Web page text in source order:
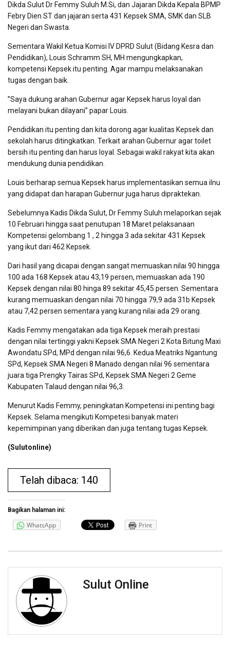
Dikda Sulut Dr Femmy Suluh M.Si, dan Jajaran Dikda Kepala BPMP
Febry Dien ST dan jajaran serta 431 Kepsek SMA, SMK dan SLB
Negeri dan Swasta.
Sementara Wakil Ketua Komisi IV DPRD Sulut (Bidang Kesra dan
Pendidikan), Louis Schramm SH, MH mengungkapkan,
kompetensi Kepsek itu penting. Agar mampu melaksanakan
tugas dengan baik.
”Saya dukung arahan Gubernur agar Kepsek harus loyal dan
melayani bukan dilayani” papar Louis.
Pendidikan itu penting dan kita dorong agar kualitas Kepsek dan
sekolah harus ditingkatkan. Terkait arahan Gubernur agar toilet
bersih itu penting dan harus loyal. Sebagai wakil rakyat kita akan
mendukung dunia pendidikan.
Louis berharap semua Kepsek harus implementasikan semua ilnu
yang didapat dan harapan Gubernur juga harus dipraktekan.
Sebelumnya Kadis Dikda Sulut, Dr Femmy Suluh melaporkan sejak
10 Februari hingga saat penutupan 18 Maret pelaksanaan
Kompetensi gelombang 1 , 2 hingga 3 ada sekitar 431 Kepsek
yang ikut dari 462 Kepsek.
Dari hasil yang dicapai dengan sangat memuaskan nilai 90 hingga
100 ada 168 Kepsek atau 43,19 persen, memuaskan ada 190
Kepsek dengan nilai 80 hinga 89 sekitar 45,45 persen. Sementara
kurang memuaskan dengan nilai 70 hingga 79,9 ada 31b Kepsek
atau 7,42 persen sementara yang kurang nilai ada 29 orang.
Kadis Femmy mengatakan ada tiga Kepsek meraih prestasi
dengan nilai tertinggi yakni Kepsek SMA Negeri 2 Kota Bitung Maxi
Awondatu SPd, MPd dengan nilai 96,6. Kedua Meatriks Ngantung
SPd, Kepsek SMA Negeri 8 Manado dengan nilai 96 sementara
juara tiga Prengky Tairas SPd, Kepsek SMA Negeri 2 Geme
Kabupaten Talaud dengan nilai 96,3.
Menurut Kadis Femmy, peningkatan Kompetensi ini penting bagi
Kepsek. Selama mengikuti Kompetesi banyak materi
kepemimpinan yang diberikan dan juga tentang tugas Kepsek.
(Sulutonline)
Telah dibaca: 140
Bagikan halaman ini:
WhatsApp Print
Sulut Online